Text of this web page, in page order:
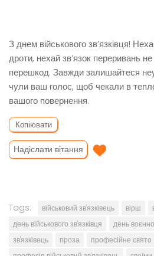
З днем військового зв’язківця!
дроти, нехай зв’язок переривань
перешкод. Завжди залишайтеся
чули ваш голос, щоб чекали в
вашого повернення.
Копіювати
Надіслати вітання
Tags: військовий зв'язківець вірш
день військового зв'язківця
день
зв'язківець
проза
професійне свято